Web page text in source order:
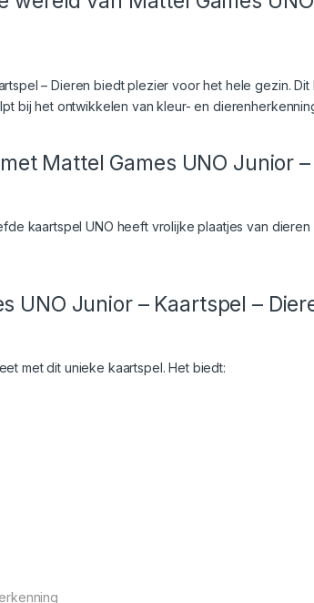
– Dieren biedt plezier voor het hele gezin.
bij het ontwikkelen van kleur- en
Mattel Games UNO Junior
kaartspel UNO heeft vrolijke plaatjes van
UNO Junior – Kaartspel –
met dit unieke kaartspel. Het biedt: